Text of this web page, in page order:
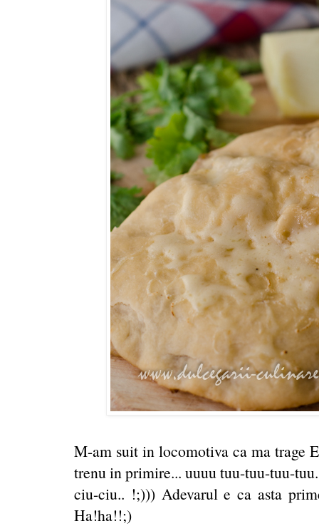
M-am suit in locomotiva ca ma trage
trenu in primire... uuuu tuu-tuu-tuu-
ciu-ciu.. !;))) Adevarul e ca asta
Ha!ha!!;)